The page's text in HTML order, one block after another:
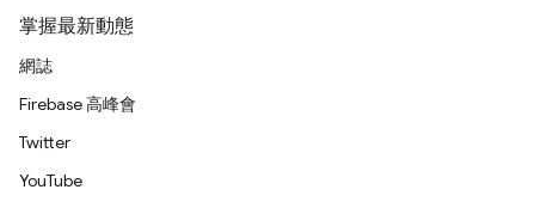
掌握最新動態
網誌
Firebase 高峰會
Twitter
YouTube